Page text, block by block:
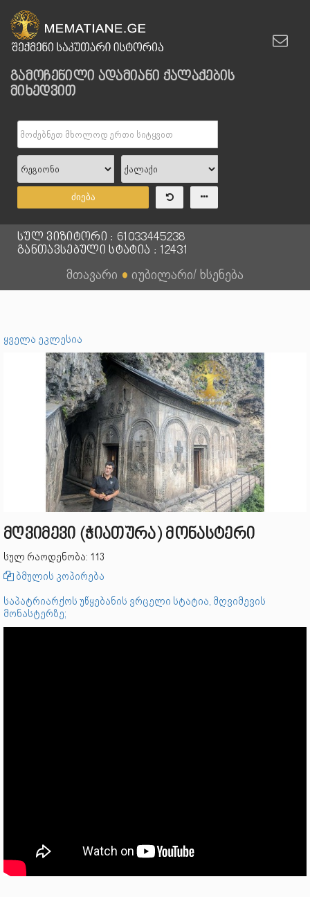
გამოჩენილი ადამიანი ქალაქების
მიხედვით
ძიება
სულ ვიზიტორი : 61033445238
განთავსებული სტატია : 12431
მთავარი ● იუბილარი/ ხსენება
ყველა ეკლესია
მღვიმევი (ჭიათურა) მონასტერი
სულ რაოდენობა: 113
ბმულის კოპირება
საპატრიარქოს უწყებანის ვრცელი სტატია, მღვიმევის
მონასტერზე;